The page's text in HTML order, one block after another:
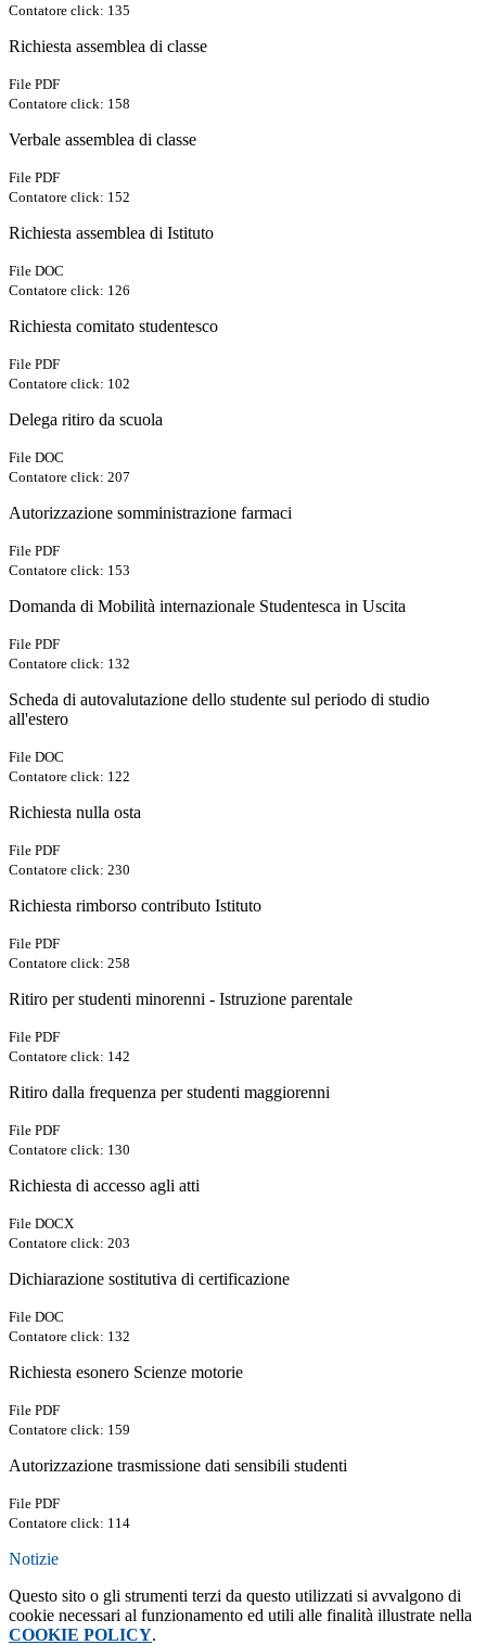
Contatore click: 135
Richiesta assemblea di classe
File PDF
Contatore click: 158
Verbale assemblea di classe
File PDF
Contatore click: 152
Richiesta assemblea di Istituto
File DOC
Contatore click: 126
Richiesta comitato studentesco
File PDF
Contatore click: 102
Delega ritiro da scuola
File DOC
Contatore click: 207
Autorizzazione somministrazione farmaci
File PDF
Contatore click: 153
Domanda di Mobilità internazionale Studentesca in Uscita
File PDF
Contatore click: 132
Scheda di autovalutazione dello studente sul periodo di studio
all'estero
File DOC
Contatore click: 122
Richiesta nulla osta
File PDF
Contatore click: 230
Richiesta rimborso contributo Istituto
File PDF
Contatore click: 258
Ritiro per studenti minorenni - Istruzione parentale
File PDF
Contatore click: 142
Ritiro dalla frequenza per studenti maggiorenni
File PDF
Contatore click: 130
Richiesta di accesso agli atti
File DOCX
Contatore click: 203
Dichiarazione sostitutiva di certificazione
File DOC
Contatore click: 132
Richiesta esonero Scienze motorie
File PDF
Contatore click: 159
Autorizzazione trasmissione dati sensibili studenti
File PDF
Contatore click: 114
Notizie
Questo sito o gli strumenti terzi da questo utilizzati si avvalgono di
cookie necessari al funzionamento ed utili alle finalità illustrate nella
COOKIE POLICY.